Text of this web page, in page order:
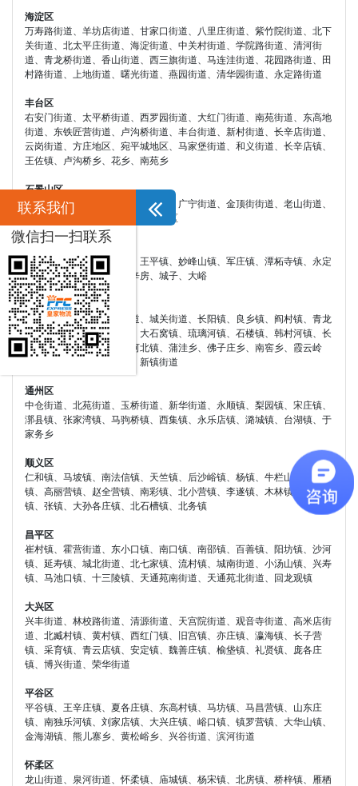
海淀区
万寿路街道、羊坊店街道、甘家口街道、八里庄街道、紫竹院街道、北下
关街道、北太平庄街道、海淀街道、中关村街道、学院路街道、清河街
道、青龙桥街道、香山街道、西三旗街道、马连洼街道、花园路街道、田
村路街道、上地街道、曙光街道、燕园街道、清华园街道、永定路街道
丰台区
右安门街道、太平桥街道、西罗园街道、大红门街道、南苑街道、东高地
街道、东铁匠营街道、卢沟桥街道、丰台街道、新村街道、长辛店街道、
云岗街道、方庄地区、宛平城地区、马家堡街道、和义街道、长辛店镇、
王佐镇、卢沟桥乡、花乡、南苑乡
石景山区
八宝山街道、八角街道、古城街道、广宁街道、金顶街街道、老山街道、
苹果园街道、五里坨街道、鲁谷社区
门头沟区
清水镇、斋堂镇、雁翅镇、王平镇、妙峰山镇、军庄镇、潭柘寺镇、永定
镇、龙泉镇、大台办、东辛房、城子、大峪
房山区
燕山、拱辰街道、西潞街道、城关街道、长阳镇、良乡镇、阎村镇、青龙
湖镇、周口店镇、窦店镇、大石窝镇、琉璃河镇、石楼镇、韩村河镇、长
沟镇、张坊镇、十渡镇、河北镇、蒲洼乡、佛子庄乡、南窖乡、霞云岭
乡、大安山乡、史家营乡、新镇街道
通州区
中仓街道、北苑街道、玉桥街道、新华街道、永顺镇、梨园镇、宋庄镇、
漷县镇、张家湾镇、马驹桥镇、西集镇、永乐店镇、潞城镇、台湖镇、于
家务乡
顺义区
仁和镇、马坡镇、南法信镇、天竺镇、后沙峪镇、杨镇、牛栏山镇、李桥
镇、高丽营镇、赵全营镇、南彩镇、北小营镇、李遂镇、木林镇、龙湾屯
镇、张镇、大孙各庄镇、北石槽镇、北务镇
昌平区
崔村镇、霍营街道、东小口镇、南口镇、南邵镇、百善镇、阳坊镇、沙河
镇、延寿镇、城北街道、北七家镇、流村镇、城南街道、小汤山镇、兴寿
镇、马池口镇、十三陵镇、天通苑南街道、天通苑北街道、回龙观镇
大兴区
兴丰街道、林校路街道、清源街道、天宫院街道、观音寺街道、高米店街
道、北臧村镇、黄村镇、西红门镇、旧宫镇、亦庄镇、瀛海镇、长子营
镇、采育镇、青云店镇、安定镇、魏善庄镇、榆垡镇、礼贤镇、庞各庄
镇、博兴街道、荣华街道
平谷区
平谷镇、王辛庄镇、夏各庄镇、东高村镇、马坊镇、马昌营镇、山东庄
镇、南独乐河镇、刘家店镇、大兴庄镇、峪口镇、镇罗营镇、大华山镇、
金海湖镇、熊儿寨乡、黄松峪乡、兴谷街道、滨河街道
怀柔区
龙山街道、泉河街道、怀柔镇、庙城镇、杨宋镇、北房镇、桥梓镇、雁栖
联系我们
微信扫一扫联系